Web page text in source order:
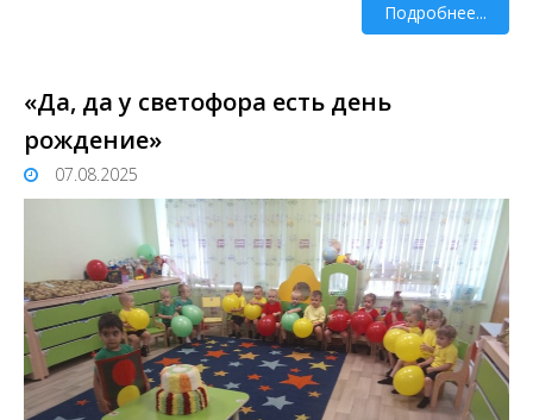
Подробнее...
«Да, да у светофора есть день
рождение»
07.08.2025